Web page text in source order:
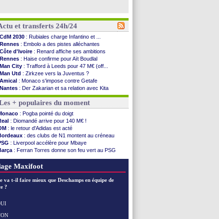
et transferts 24h/24
CdM 2030 : Rubiales charge Infantino et ...
Rennes : Embolo a des pistes alléchantes
Côte d'Ivoire : Renard affiche ses ambitions
Rennes : Haise confirme pour Aït Boudlal
Man City : Trafford à Leeds pour 47 M€ (off...
Man Utd : Zirkzee vers la Juventus ?
Amical : Monaco s'impose contre Getafe
Nantes : Der Zakarian et sa relation avec Kita
OM: le club prêt à libérer Kondogbia ?
Monaco: le message touchant d'Akliouche
FIFA: Tebas en remet une couche
FIFA: l'UEFA maintient la pression
PSG : Tebas encense Luis Enrique
Real: Vinicius jusqu'en 2032 (officiel)
Lyon: Mangala va rejoindre Getafe
OM : une offre refusée pour Aguerd
Real: c'est confirmé pour Vinicius
PSG : Akliouche a signé (officiel)
PSG: contrat signé pour Akliouche
Ouganda
Chelsea
+ populaires du moment
: Pogba pointé du doigt
: Diomandé arrive pour 140 M€ !
: le retour d'Adidas est acté
: des clubs de N1 montent au créneau
: Liverpool accélère pour Mbaye
: Ferran Torres donne son feu vert au PSG
: une nouvelle offre pour Vinicius
Maxifoot
va t-il faire mieux que Deschamps en équipe de
?